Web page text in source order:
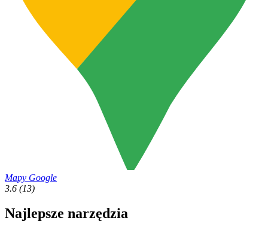
Mapy Google
3.6 (13)
Najlepsze narzędzia